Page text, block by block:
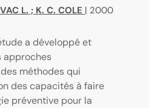
L. ; K. C. COLE | 2000
a développé et
approches
méthodes qui
des capacités à faire
préventive pour la